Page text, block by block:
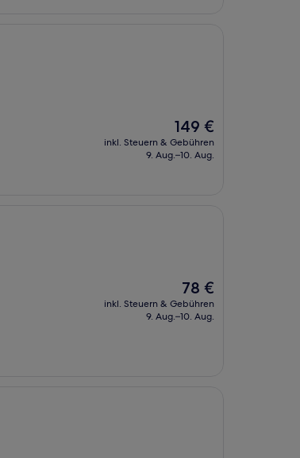
Der
Preis
beträgt
149 €
inkl. Steuern & Gebühren
9. Aug.–10. Aug.
Der
Preis
beträgt
78 €
inkl. Steuern & Gebühren
9. Aug.–10. Aug.